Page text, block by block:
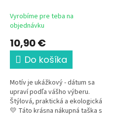
Vyrobíme pre teba na
objednávku
10,90 €
Do košíka
Motív je ukážkový - dátum sa
upraví podľa vášho výberu.
Štýlová, praktická a ekologická
💛 Táto krásna nákupná taška s